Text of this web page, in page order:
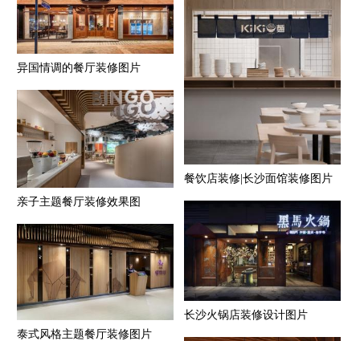
异国情调的餐厅装修图片
餐饮店装修|长沙面馆装修图片
亲子主题餐厅装修效果图
长沙火锅店装修设计图片
泰式风格主题餐厅装修图片